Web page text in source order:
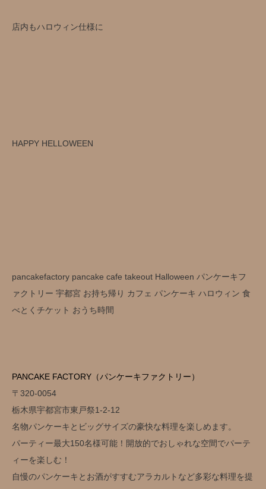
店内もハロウィン仕様に
HAPPY HELLOWEEN
pancakefactory pancake cafe takeout Halloween パンケーキフ
ァクトリー 宇都宮 お持ち帰り カフェ パンケーキ ハロウィン 食
べとくチケット おうち時間
PANCAKE FACTORY（パンケーキファクトリー）
〒320-0054
栃木県宇都宮市東戸祭1-2-12
名物パンケーキとビッグサイズの豪快な料理を楽しめます。
パーティー最大150名様可能！開放的でおしゃれな空間でパーテ
ィーを楽しむ！
自慢のパンケーキとお酒がすすむアラカルトなど多彩な料理を提